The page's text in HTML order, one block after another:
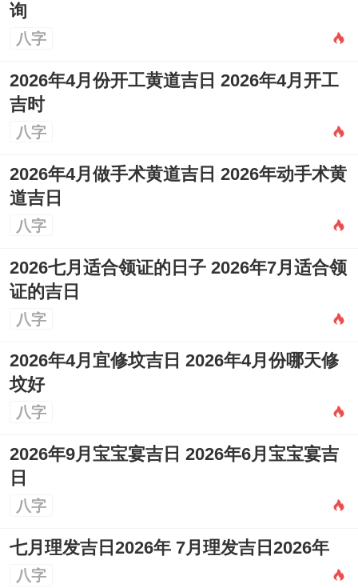
询
八字
2026年4月份开工黄道吉日 2026年4月开工
吉时
八字
2026年4月做手术黄道吉日 2026年动手术黄
道吉日
八字
2026七月适合领证的日子 2026年7月适合领
证的吉日
八字
2026年4月宜修坟吉日 2026年4月份哪天修
坟好
八字
2026年9月宝宝宴吉日 2026年6月宝宝宴吉
日
八字
七月理发吉日2026年 7月理发吉日2026年
八字